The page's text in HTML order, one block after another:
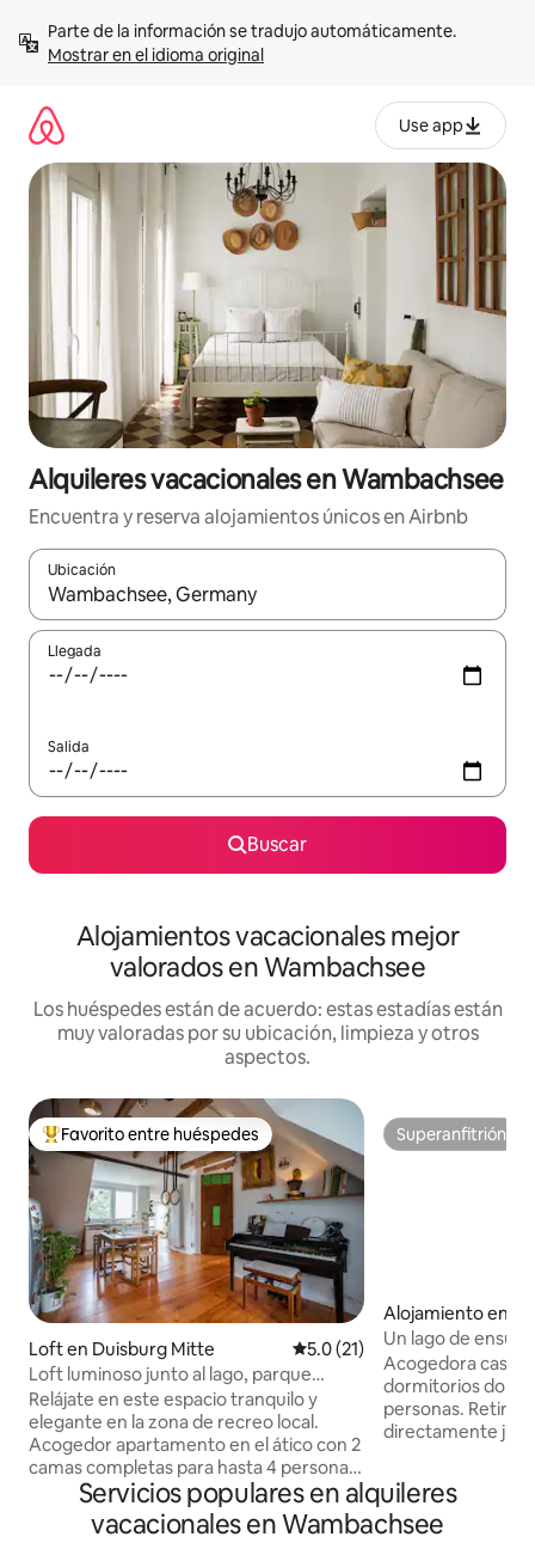
contenidoMostrar en el idioma original
Use app
Alquileres vacacionales en Wambachsee
Encuentra y reserva alojamientos únicos en Airbnb
Ubicación
Cuando los resultados estén disponibles, navega con las
Llegada
Salida
Buscar
Alojamientos vacacionales mejor
valorados en Wambachsee
Los huéspedes están de acuerdo: estas estadías están
muy valoradas por su ubicación, limpieza y otros
aspectos.
Favorito entre huéspedes preferido
Favorito entre huéspedes
Loft en Duisburg Mitte Calificación promedio: 5.0 de
5.0 (21)
Loft luminoso junto al lago, parque
deportivo y feria de Düsseldorf
Relájate en este espacio tranquilo y
elegante en la zona de recreo local.
Acogedor apartamento en el ático con 2
camas completas para hasta 4 personas.
Un refugio perfecto entre el parque
deportivo 6-Seen-Platte y el parque
deportivo Wedau. Conexiones rápidas
Superanfitrión
Superanfitrión
Alojamiento en
d
Un lago de
Acogedora casa
dormitorios
personas. Retiro
directamente
minutos a pie.
con buen gusto,
totalmente
Servicios populares en alquileres
vacacionales en Wambachsee